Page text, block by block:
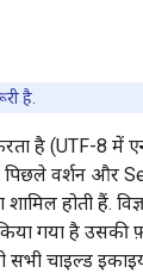
है.
है (UTF-8 में
वर्शन और
होती हैं.
गया है
सभी चाइल्ड